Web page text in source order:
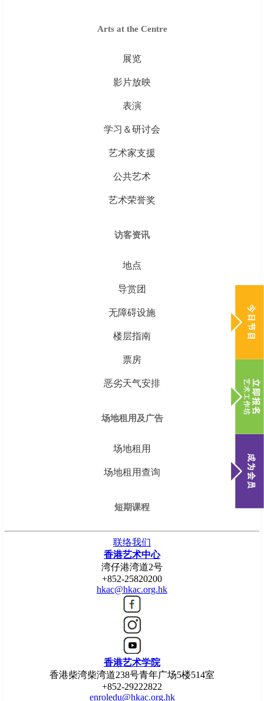
Arts at the Centre
展览
影片放映
表演
学习＆研讨会
艺术家支援
公共艺术
艺术荣誉奖
访客资讯
地点
导赏团
无障碍设施
楼层指南
票房
恶劣天气安排
场地租用及广告
场地租用
场地租用查询
短期课程
联络我们
香港艺术中心
湾仔港湾道2号
+852-25820200
hkac@hkac.org.hk
香港艺术学院
香港柴湾柴湾道238号青年广场5楼514室
+852-29222822
enroledu@hkac.org.hk